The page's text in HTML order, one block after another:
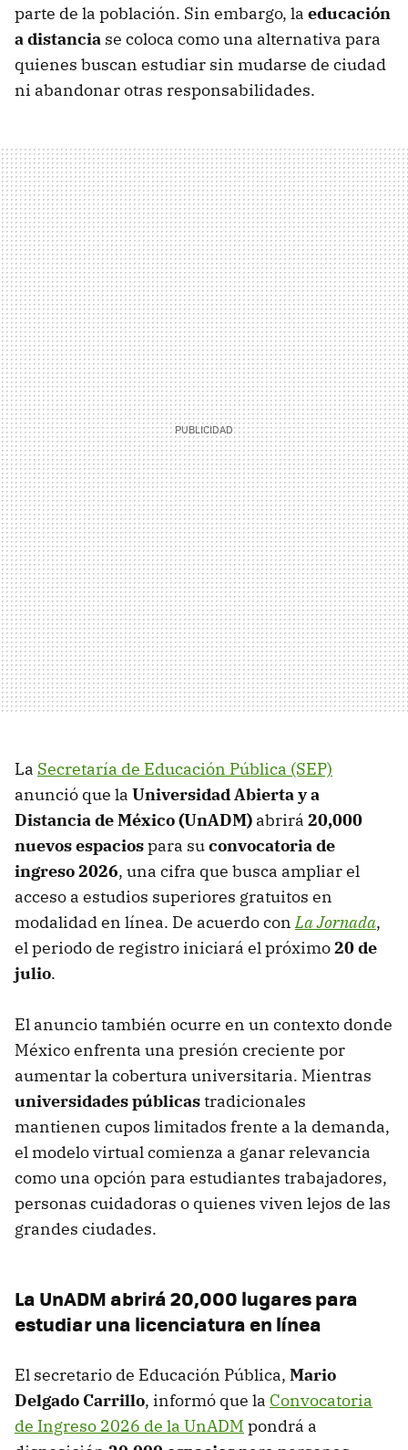
parte de la población. Sin embargo, la educación
a distancia se coloca como una alternativa para
quienes buscan estudiar sin mudarse de ciudad
ni abandonar otras responsabilidades.
La Secretaría de Educación Pública (SEP)
anunció que la Universidad Abierta y a
Distancia de México (UnADM) abrirá 20,000
nuevos espaciospara suconvocatoria de
ingreso 2026, una cifra que busca ampliar el
acceso a estudios superiores gratuitos en
modalidad en línea. De acuerdo conLa Jornada,
el periodo de registro iniciará el próximo20 de
julio.
El anuncio también ocurre en un contexto donde
México enfrenta una presión creciente por
aumentar la cobertura universitaria. Mientras
universidades públicastradicionales
mantienen cupos limitados frente a la demanda,
el modelo virtual comienza a ganar relevancia
como una opción para estudiantes trabajadores,
personas cuidadoras o quienes viven lejos de las
grandes ciudades.
La UnADM abrirá 20,000 lugares para
estudiar una licenciatura en línea
El secretario de Educación Pública, Mario
Delgado Carrillo, informó que la Convocatoria
de Ingreso 2026 de la UnADM pondrá a